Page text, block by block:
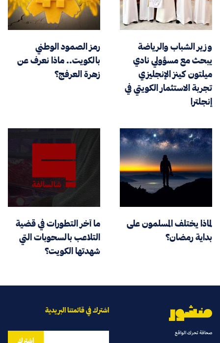
وزير الشباب والرياضة
يبحث مع مسؤولي نادي
ميلتون كينز الإنجليزي
تجربة الاستثمار الكويتي في
إنجلترا
رمز الصمود الوطني
بالكويت.. ماذا نعرف عن
زهرة العرفج؟
لماذا يختلف المسلمون على
بداية رمضان؟
ما آخر التطورات في قضية
التلاعب بالسحوبات التي
شهدتها الكويت؟
صحافة تحرك الواقع
اشترك في قائمتنا البريدية
اشترك